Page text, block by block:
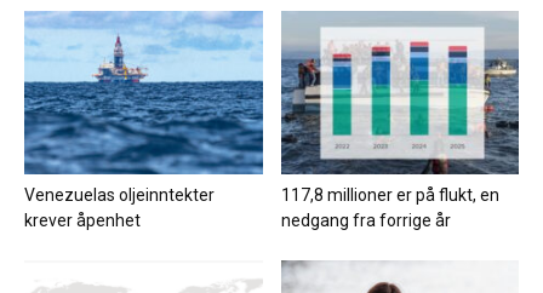
Venezuelas oljeinntekter
krever åpenhet
117,8 millioner er på flukt, en
nedgang fra forrige år